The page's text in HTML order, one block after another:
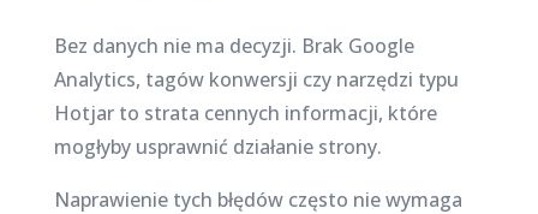
Bez danych nie ma decyzji. Brak Google
Analytics, tagów konwersji czy narzędzi typu
Hotjar to strata cennych informacji, które
mogłyby usprawnić działanie strony.
Naprawienie tych błędów często nie wymaga